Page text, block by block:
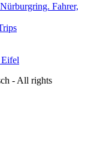
Fahrer,
- All rights